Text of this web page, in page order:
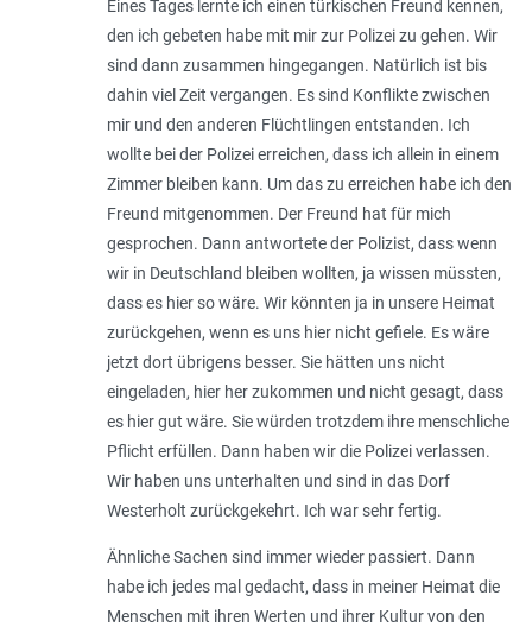
Eines Tages lernte ich einen türkischen Freund kennen,
den ich gebeten habe mit mir zur Polizei zu gehen. Wir
sind dann zusammen hingegangen. Natürlich ist bis
dahin viel Zeit vergangen. Es sind Konflikte zwischen
mir und den anderen Flüchtlingen entstanden. Ich
wollte bei der Polizei erreichen, dass ich allein in einem
Zimmer bleiben kann. Um das zu erreichen habe ich den
Freund mitgenommen. Der Freund hat für mich
gesprochen. Dann antwortete der Polizist, dass wenn
wir in Deutschland bleiben wollten, ja wissen müssten,
dass es hier so wäre. Wir könnten ja in unsere Heimat
zurückgehen, wenn es uns hier nicht gefiele. Es wäre
jetzt dort übrigens besser. Sie hätten uns nicht
eingeladen, hier her zukommen und nicht gesagt, dass
es hier gut wäre. Sie würden trotzdem ihre menschliche
Pflicht erfüllen. Dann haben wir die Polizei verlassen.
Wir haben uns unterhalten und sind in das Dorf
Westerholt zurückgekehrt. Ich war sehr fertig.
Ähnliche Sachen sind immer wieder passiert. Dann
habe ich jedes mal gedacht, dass in meiner Heimat die
Menschen mit ihren Werten und ihrer Kultur von den